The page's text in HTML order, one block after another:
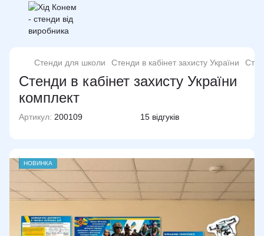
Стенди для школи Стенди в кабінет захисту України
Стенди в кабінет захисту України
комплект
Артикул: 200109 15 відгуків
НОВИНКА